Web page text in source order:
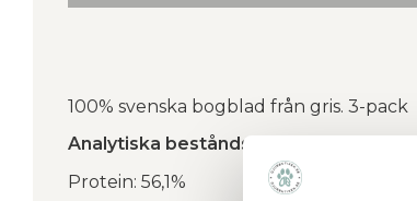
100% svenska bogblad från gris. 3-pack
Analytiska beståndsdelar
Protein: 56,1%